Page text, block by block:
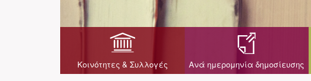
Κοινότητες & Συλλογές Ανά ημερομηνία δημοσίευσης